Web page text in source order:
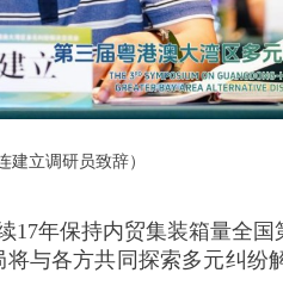
建立调研员致辞）
年保持内贸集装箱量全
与各方共同探索多元纠